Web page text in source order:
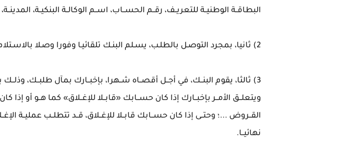
البطاقــة الوطنيــة للتعريــف، رقــم الحســاب، اســم الوكالــة البنكيــة،
2) ثانيا، بمجرد التوصـل بالطلـب، يسـلم البنـك تلقائيـا وفورا وصـلا بالاسـتلام للزبون.
3) ثالثا، يقوم البنــك، في أجــل أقصــاه شــهرا، بإخبــارك بمآل طلبــك،
ويتعلــق الأمــر بإخبــارك إذا كان حســابك «قابــلا للإغــلاق» كما هــو أو
القــروض ...؛ وحتــى إذا كان حســابك قابــلا للإغــلاق، قــد تتطلــب عمليــة
نهائيــا.